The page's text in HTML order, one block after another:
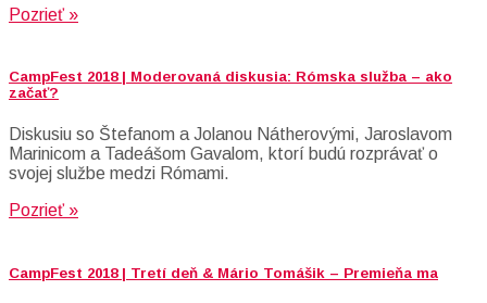
Pozrieť »
CampFest 2018 | Moderovaná diskusia: Rómska služba – ako
začať?
Diskusiu so Štefanom a Jolanou Nátherovými, Jaroslavom
Marinicom a Tadeášom Gavalom, ktorí budú rozprávať o
svojej službe medzi Rómami.
Pozrieť »
CampFest 2018 | Tretí deň & Mário Tomášik – Premieňa ma